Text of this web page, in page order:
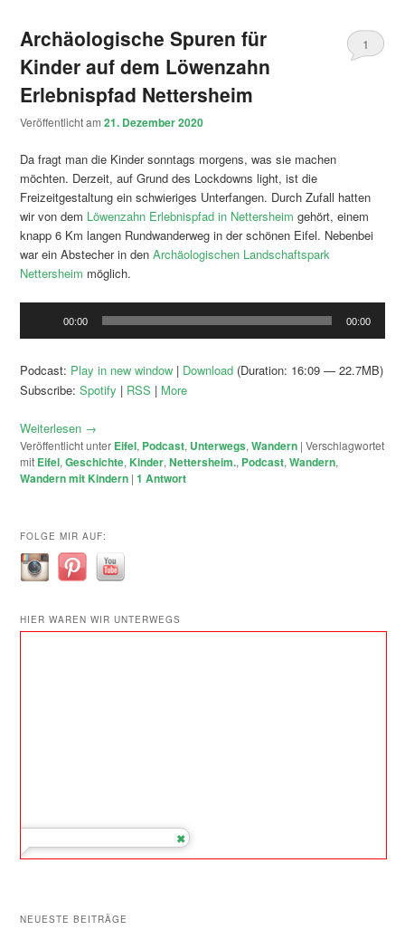
Archäologische Spuren für
Kinder auf dem Löwenzahn
Erlebnispfad Nettersheim
Veröffentlicht am21. Dezember 2020
1
Da fragt man die Kinder sonntags morgens, was sie machen
möchten. Derzeit, auf Grund des Lockdowns light, ist die
Freizeitgestaltung ein schwieriges Unterfangen. Durch Zufall hatten
wir von dem Löwenzahn Erlebnispfad in Nettersheimgehört, einem
knapp 6 Km langen Rundwanderweg in der schönen Eifel. Nebenbei
war ein Abstecher in denArchäologischen Landschaftspark
Nettersheim möglich.
00:00 00:00
Podcast: Play in new window | Download (Duration: 16:09 — 22.7MB)
Subscribe:Spotify | RSS | More
Weiterlesen →
Veröffentlicht unter Eifel, Podcast, Unterwegs,Wandern |Verschlagwortet
mit Eifel,Geschichte,Kinder,Nettersheim., Podcast,Wandern,
Wandern mit Kindern |1 Antwort
FOLGE MIR AUF:
HIER WAREN WIR UNTERWEGS
NEUESTE BEITRÄGE